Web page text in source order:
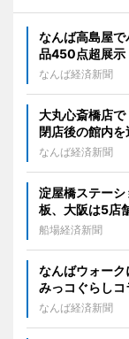
なんば高島屋
品450点超展示
なんば経済新聞
大丸心斎橋店
閉店後の館内
なんば経済新聞
淀屋橋ステー
板、大阪は5店
船場経済新聞
なんばウォー
みっコぐらしコ
なんば経済新聞